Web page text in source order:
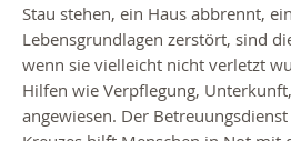
Stau stehen, ein Haus abbrennt,
Lebensgrundlagen zerstört, sind
wenn sie vielleicht nicht verletzt
Hilfen wie Verpflegung,
angewiesen. Der